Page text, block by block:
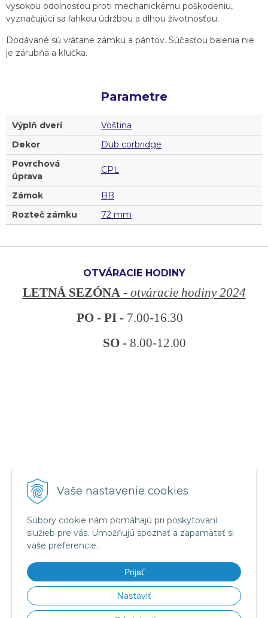
Vaše nastavenie cookies
Súbory cookie nám pomáhajú pri poskytovaní
služieb pre vás. Umožňujú spoznať a zapamätať si
vaše preferencie.
Prijať
Nastaviť
vysokou odolnosťou proti mechanickému poškodeniu,
vyznačujúci sa ľahkou údržbou a dlhou životnosťou.
Dodávané sú vrátane zámku a pántov. Súčasťou balenia nie
je zárubňa a kľučka.
Parametre
Výplň dverí
Voština
Dekor
Dub corbridge
Povrchová
úprava
CPL
Zámok
BB
Rozteč zámku
72 mm
OTVÁRACIE HODINY
LETNÁ SEZÓNA- otváracie hodiny 2024
PO - PI - 7.00-16.30
SO - 8.00-12.00
Obchodné podmienky
Ochrana osobných údajov